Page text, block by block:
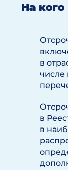
На кого
в
числе
в
в